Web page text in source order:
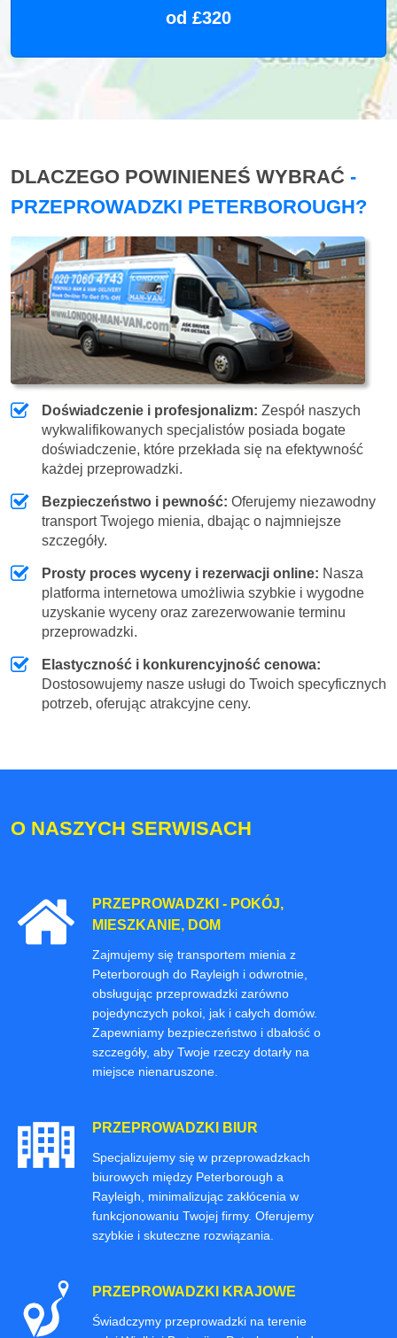
od £320
DLACZEGO POWINIENEŚ WYBRAĆ -
PRZEPROWADZKI PETERBOROUGH?
Doświadczenie i profesjonalizm: Zespół naszych
wykwalifikowanych specjalistów posiada bogate
doświadczenie, które przekłada się na efektywność
każdej przeprowadzki.
Bezpieczeństwo i pewność: Oferujemy niezawodny
transport Twojego mienia, dbając o najmniejsze
szczegóły.
Prosty proces wyceny i rezerwacji online: Nasza
platforma internetowa umożliwia szybkie i wygodne
uzyskanie wyceny oraz zarezerwowanie terminu
przeprowadzki.
Elastyczność i konkurencyjność cenowa:
Dostosowujemy nasze usługi do Twoich specyficznych
potrzeb, oferując atrakcyjne ceny.
O NASZYCH SERWISACH
PRZEPROWADZKI - POKÓJ,
MIESZKANIE, DOM
Zajmujemy się transportem mienia z
Peterborough do Rayleigh i odwrotnie,
obsługując przeprowadzki zarówno
pojedynczych pokoi, jak i całych domów.
Zapewniamy bezpieczeństwo i dbałość o
szczegóły, aby Twoje rzeczy dotarły na
miejsce nienaruszone.
PRZEPROWADZKI BIUR
Specjalizujemy się w przeprowadzkach
biurowych między Peterborough a
Rayleigh, minimalizując zakłócenia w
funkcjonowaniu Twojej firmy. Oferujemy
szybkie i skuteczne rozwiązania.
PRZEPROWADZKI KRAJOWE
Świadczymy przeprowadzki na terenie